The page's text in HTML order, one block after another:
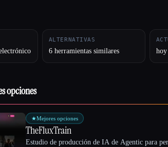
ALTERNATIVAS
6 herramientas similares hoy
opciones
★Mejores opciones
TheFluxTrain
Estudio de producción de IA de Agentic para